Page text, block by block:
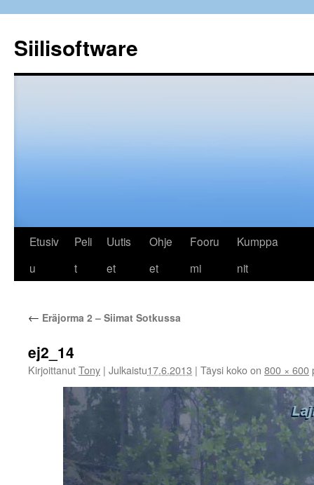
Siilisoftware
Siirry
sisältöön
Etusiv
u
Peli
t
Uutis
et
Ohje
et
Fooru
mi
Kumppa
nit
← Eräjorma 2 – Siimat Sotkussa
ej2_14
KirjoittanutTony | Julkaistu17.6.2013 | Täysi koko on 800 × 600